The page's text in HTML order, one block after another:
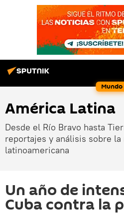
Mundo
América Latina
Desde el Río Bravo hasta
reportajes y análisis sobre la
latinoamericana
Un año de
Cuba contra la